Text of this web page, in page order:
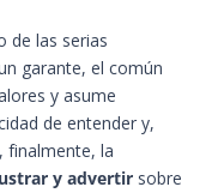
de las serias
garante, el común
y asume
de entender y,
finalmente, la
y advertir sobre